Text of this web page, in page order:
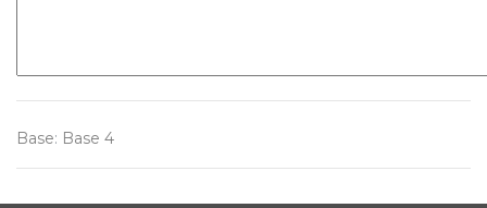
Base: Base 4